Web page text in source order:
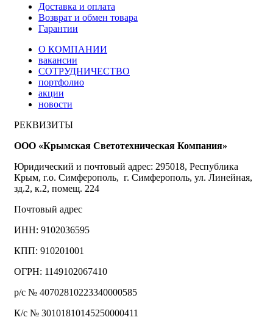
Доставка и оплата
Возврат и обмен товара
Гарантии
О КОМПАНИИ
вакансии
СОТРУДНИЧЕСТВО
портфолио
акции
новости
РЕКВИЗИТЫ
ООО «Крымская Светотехническая Компания»
Юридический и почтовый адрес: 295018, Республика
Крым, г.о. Симферополь, г. Симферополь, ул. Линейная,
зд.2, к.2, помещ. 224
Почтовый адрес
ИНН: 9102036595
КПП: 910201001
ОГРН: 1149102067410
р/с № 40702810223340000585
К/с № 30101810145250000411